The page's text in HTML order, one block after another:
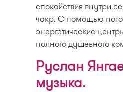
спокойствия внутри
чакр. С помощью
энергетические
полного душевного
Руслан
музыка.